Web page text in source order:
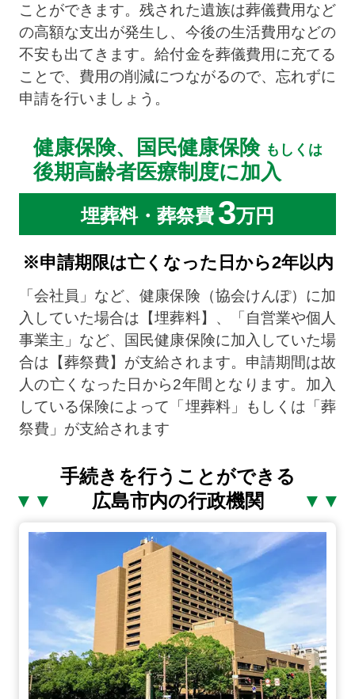
ことができます。残された遺族は葬儀費用など
の高額な支出が発生し、今後の生活費用などの
不安も出てきます。給付金を葬儀費用に充てる
ことで、費用の削減につながるので、忘れずに
申請を行いましょう。
健康保険、国民健康保険 もしくは
後期高齢者医療制度に加入
埋葬料・葬祭費 3万円
※申請期限は亡くなった日から2年以内
「会社員」など、健康保険（協会けんぽ）に加
入していた場合は【埋葬料】、「自営業や個人
事業主」など、国民健康保険に加入していた場
合は【葬祭費】が支給されます。申請期間は故
人の亡くなった日から2年間となります。加入
している保険によって「埋葬料」もしくは「葬
祭費」が支給されます
手続きを行うことができる
広島市内の行政機関